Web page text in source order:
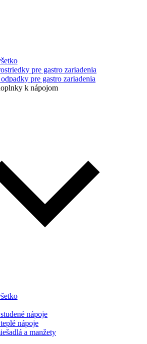
pre gastro zariadenia
pre gastro zariadenia
k nápojom
nápoje
nápoje
a manžety